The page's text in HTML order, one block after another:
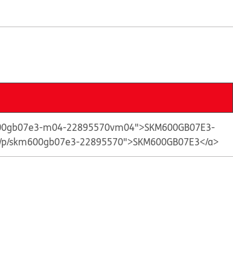
m04-22895570vm04">SKM600GB07E3-
skm600gb07e3-22895570">SKM600GB07E3</a>